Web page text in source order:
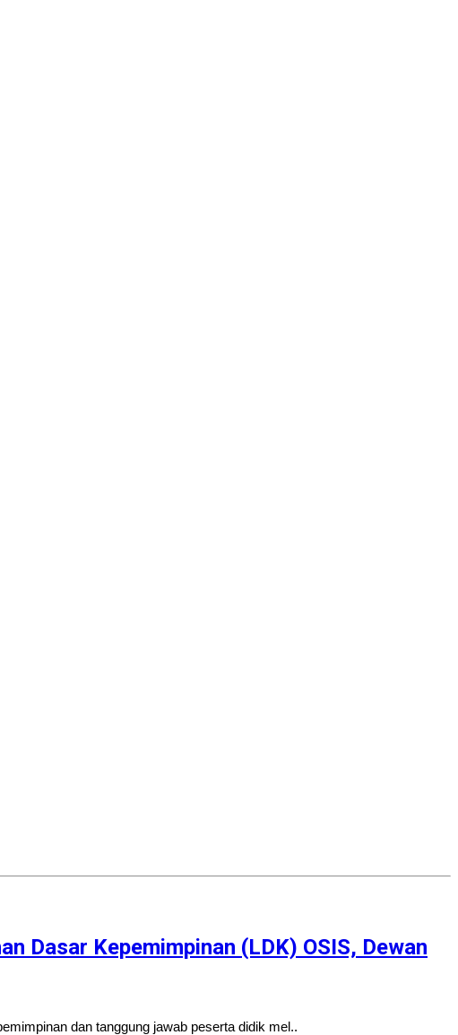
Dasar Kepemimpinan (LDK) OSIS, Dewan
dan tanggung jawab peserta didik mel..